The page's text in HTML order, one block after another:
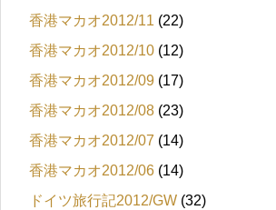
香港マカオ2012/11 (22)
香港マカオ2012/10 (12)
香港マカオ2012/09 (17)
香港マカオ2012/08 (23)
香港マカオ2012/07 (14)
香港マカオ2012/06 (14)
ドイツ旅行記2012/GW (32)